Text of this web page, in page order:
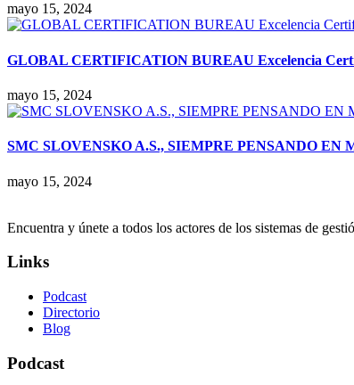
mayo 15, 2024
GLOBAL CERTIFICATION BUREAU Excelencia
mayo 15, 2024
SMC SLOVENSKO A.S., SIEMPRE PENSANDO
mayo 15, 2024
Encuentra y únete a todos los actores de los sistemas de
Links
Podcast
Directorio
Blog
Podcast